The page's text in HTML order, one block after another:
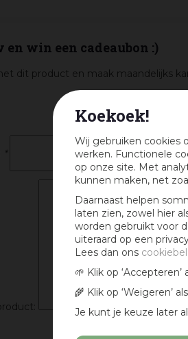
Koekoek!
Wij gebruiken cookies
werken. Functionele
op onze site. Met
kunnen maken, net
Daarnaast helpen
laten zien, zowel hier
worden gebruikt voor
uiteraard op een
Lees dan ons
🌱 Klik op
🌾 Klik op ‘Weigeren’
Je kunt je keuze later
win een cadeaubon :)
dit product en maak maandelijks
*